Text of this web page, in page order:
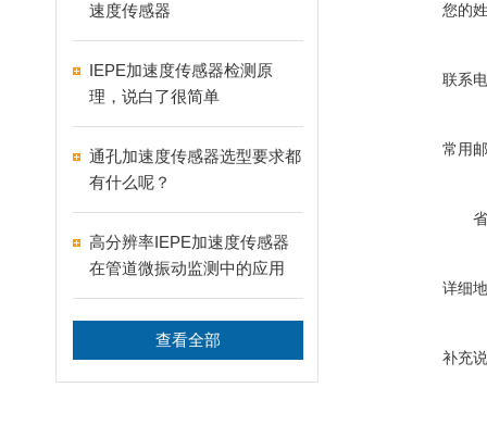
速度传感器
IEPE加速度传感器检测原
理，说白了很简单
通孔加速度传感器选型要求都
有什么呢？
高分辨率IEPE加速度传感器
在管道微振动监测中的应用
查看全部
您的
联系
常用
详细
补充